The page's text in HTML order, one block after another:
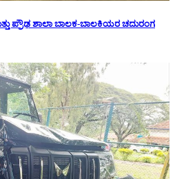
ಪ್ರೌಢ ಶಾಲಾ ಬಾಲಕ-ಬಾಲಕಿಯರ ಚದುರಂಗ